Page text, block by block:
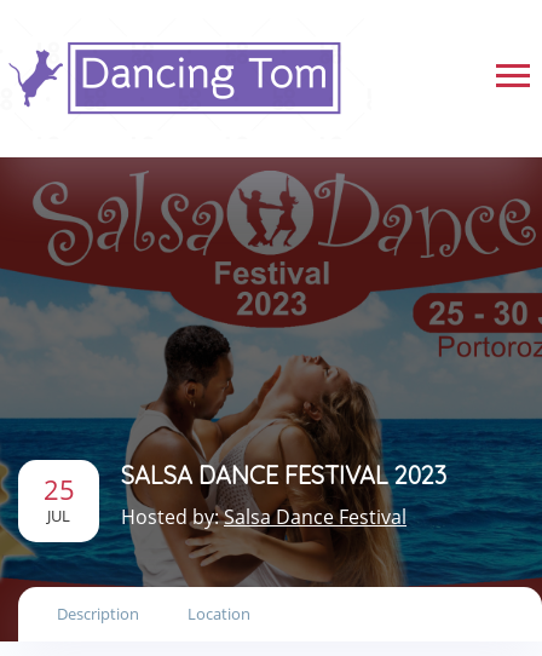
25
JUL
SALSA DANCE FESTIVAL 2023
Hosted by:Salsa Dance Festival
Description Location